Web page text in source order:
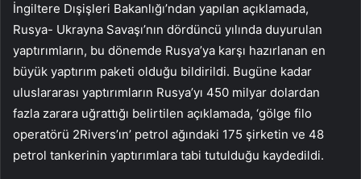
İngiltere Dışişleri Bakanlığı’ndan yapılan açıklamada,
Rusya- Ukrayna Savaşı’nın dördüncü yılında duyurulan
yaptırımların, bu dönemde Rusya’ya karşı hazırlanan en
büyük yaptırım paketi olduğu bildirildi. Bugüne kadar
uluslararası yaptırımların Rusya’yı 450 milyar dolardan
fazla zarara uğrattığı belirtilen açıklamada, ‘gölge filo
operatörü 2Rivers’ın’ petrol ağındaki 175 şirketin ve 48
petrol tankerinin yaptırımlara tabi tutulduğu kaydedildi.